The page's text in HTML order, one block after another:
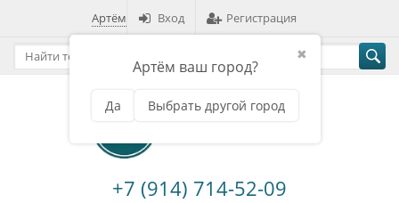
Артём
✖
Артём ваш город?
Да Выбрать другой город
Вход Регистрация
+7 (914) 714-52-09